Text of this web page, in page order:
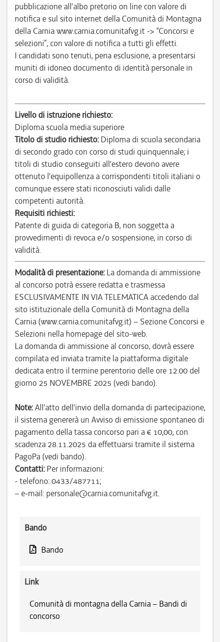
pubblicazione all’albo pretorio on line con valore di
notifica e sul sito internet della Comunità di Montagna
della Carnia www.carnia.comunitafvg.it -> “Concorsi e
selezioni”, con valore di notifica a tutti gli effetti.
I candidati sono tenuti, pena esclusione, a presentarsi
muniti di idoneo documento di identità personale in
corso di validità.
Livello di istruzione richiesto:
Diploma scuola media superiore
Titolo di studio richiesto: Diploma di scuola secondaria
di secondo grado con corso di studi quinquennale; i
titoli di studio conseguiti all’estero devono avere
ottenuto l’equipollenza a corrispondenti titoli italiani o
comunque essere stati riconosciuti validi dalle
competenti autorità.
Requisiti richiesti:
Patente di guida di categoria B, non soggetta a
provvedimenti di revoca e/o sospensione, in corso di
validità.
Modalità di presentazione: La domanda di ammissione
al concorso potrà essere redatta e trasmessa
ESCLUSIVAMENTE IN VIA TELEMATICA accedendo dal
sito istituzionale della Comunità di Montagna della
Carnia (www.carnia.comunitafvg.it) – Sezione Concorsi e
Selezioni nella homepage del sito-web.
La domanda di ammissione al concorso, dovrà essere
compilata ed inviata tramite la piattaforma digitale
dedicata entro il termine perentorio delle ore 12.00 del
giorno 25 NOVEMBRE 2025 (vedi bando).
Note:All’atto dell’invio della domanda di partecipazione,
il sistema genererà un Avviso di emissione spontaneo di
pagamento della tassa concorso pari a € 10,00, con
scadenza 28.11.2025 da effettuarsi tramite il sistema
PagoPa (vedi bando).
Contatti: Per informazioni:
- telefono: 0433/487711;
– e-mail: personale@carnia.comunitafvg.it.
Bando
Bando
Link
Comunità di montagna della Carnia – Bandi di
concorso